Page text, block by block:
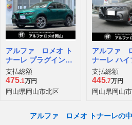
アルファ ロメオ ト
ナーレ プラグインハ
イブリッド Q4 ヴェ
ローチェ 4WD
支払総額
475.1万円
岡山県岡山市北区
アルファ
ナーレ ハイ
ヴェローチェ
支払総額
445.7万円
岡山県岡山
アルファ ロメオ トナーレの